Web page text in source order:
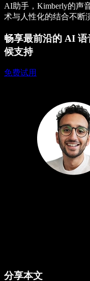
AI助手，Kimberly的声
术与人性化的结合不断
畅享最前沿的 AI
候支持
免费试用
分享本文